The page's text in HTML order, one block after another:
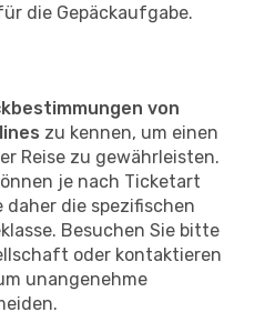
die Gepäckaufgabe.
von
zu kennen, um einen
Reise zu gewährleisten.
je nach Ticketart
daher die spezifischen
Besuchen Sie bitte
oder kontaktieren
unangenehme